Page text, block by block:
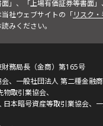
」、「上場有価証券等書面
社ウェブサイトの「リスク
みください。
務局長（金商）第165号
、一般社団法人 第二種金融
取引業協会、
日本暗号資産等取引業協会、